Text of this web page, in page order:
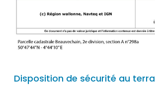
Disposition de sécurité au